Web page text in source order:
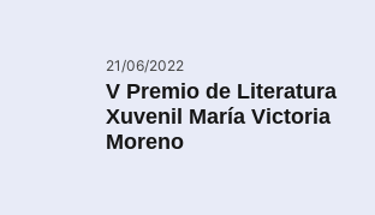
21/06/2022
V Premio de Literatura
Xuvenil María Victoria
Moreno